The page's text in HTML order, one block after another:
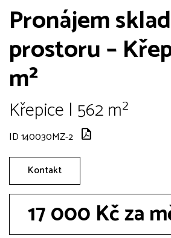
Pronájem
prostoru –
m²
Křepice | 562 m²
ID 140030MZ-2
Kontakt
17 000 Kč za